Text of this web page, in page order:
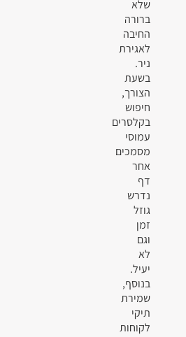
שלא
ברורה
החיבה
לאגירת
ניר.
בשעת
הצורך,
חיפוש
בקלסרים
עמוסי
מסמכים
אחר
דף
נדרש
גוזל
זמן
וגם
לא
יעיל.
בנוסף,
שמירת
תיקי
לקוחות